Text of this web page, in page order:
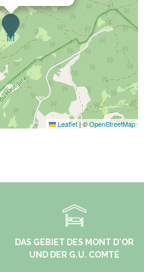
Leaflet |©OpenStreetMap
DAS GEBIET DES MONT D'OR
UND DER G.U. COMTÉ